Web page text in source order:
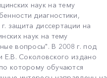
наук на тему
диагностики,
защита диссертации на
наук на тему
вопросы". В 2008 г. под
Е.В. Соколовского издано
которому обучаются